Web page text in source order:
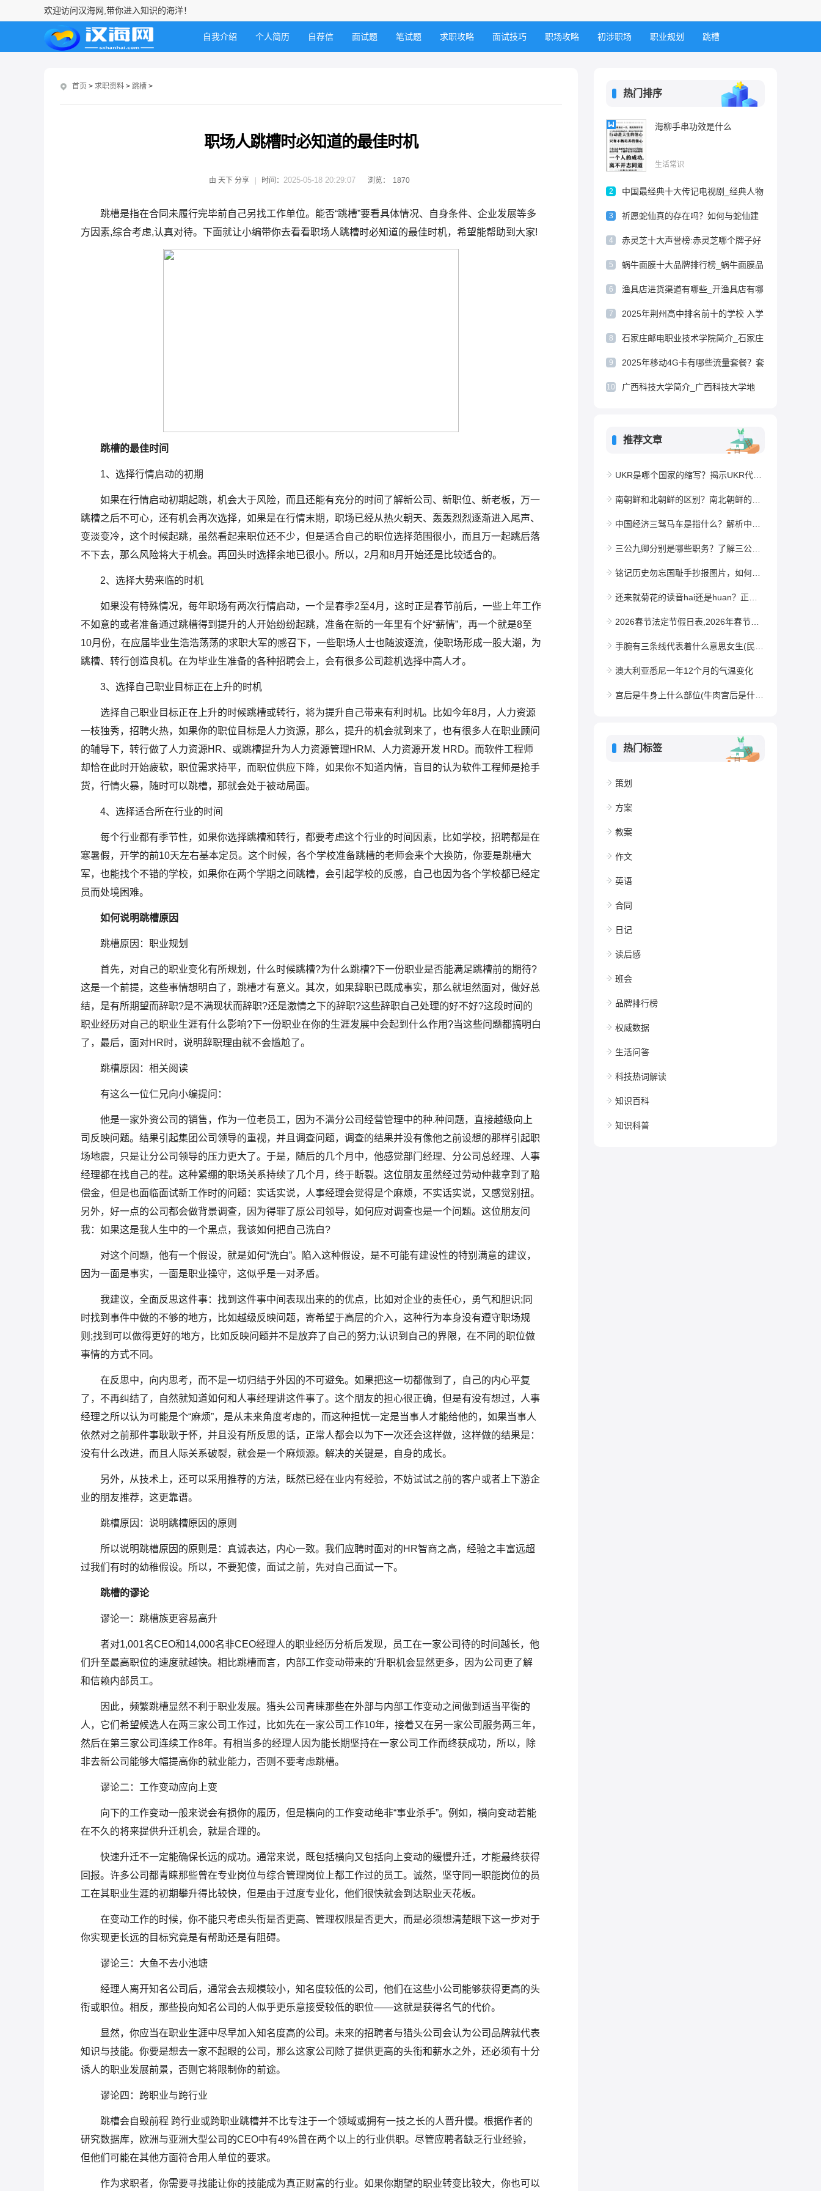
欢迎访问汉海网,带你进入知识的海洋！
自我介绍 个人简历 自荐信 面试题 笔试题 求职攻略 面试技巧 职场攻略 初涉职场 职业规划 跳槽
首页 > 求职资料 > 跳槽 >
职场人跳槽时必知道的最佳时机
由 天下 分享 时间： 2025-05-18 20:29:07 浏览： 1870
跳槽是指在合同未履行完毕前自己另找工作单位。能否“跳槽”要看具体情况、自身条件、企业发展等多
方因素,综合考虑,认真对待。下面就让小编带你去看看职场人跳槽时必知道的最佳时机，希望能帮助到大家!
跳槽的最佳时间
1、选择行情启动的初期
如果在行情启动初期起跳，机会大于风险，而且还能有充分的时间了解新公司、新职位、新老板，万一
跳槽之后不可心，还有机会再次选择，如果是在行情末期，职场已经从热火朝天、轰轰烈烈逐渐进入尾声、
变淡变冷，这个时候起跳，虽然看起来职位还不少，但是适合自己的职位选择范围很小，而且万一起跳后落
不下去，那么风险将大于机会。再回头时选择余地已很小。所以，2月和8月开始还是比较适合的。
2、选择大势来临的时机
如果没有特殊情况，每年职场有两次行情启动，一个是春季2至4月，这时正是春节前后，一些上年工作
不如意的或者准备通过跳槽得到提升的人开始纷纷起跳，准备在新的一年里有个好“薪情”，再一个就是8至
10月份，在应届毕业生浩浩荡荡的求职大军的感召下，一些职场人士也随波逐流，使职场形成一股大潮，为
跳槽、转行创造良机。在为毕业生准备的各种招聘会上，会有很多公司趁机选择中高人才。
3、选择自己职业目标正在上升的时机
选择自己职业目标正在上升的时候跳槽或转行，将为提升自己带来有利时机。比如今年8月，人力资源
一枝独秀，招聘火热，如果你的职位目标是人力资源，那么，提升的机会就到来了，也有很多人在职业顾问
的辅导下，转行做了人力资源HR、或跳槽提升为人力资源管理HRM、人力资源开发 HRD。而软件工程师
却恰在此时开始疲软，职位需求持平，而职位供应下降，如果你不知道内情，盲目的认为软件工程师是抢手
货，行情火暴，随时可以跳槽，那就会处于被动局面。
4、选择适合所在行业的时间
每个行业都有季节性，如果你选择跳槽和转行，都要考虑这个行业的时间因素，比如学校，招聘都是在
寒暑假，开学的前10天左右基本定员。这个时候，各个学校准备跳槽的老师会来个大换防，你要是跳槽大
军，也能找个不错的学校，如果你在两个学期之间跳槽，会引起学校的反感，自己也因为各个学校都已经定
员而处境困难。
如何说明跳槽原因
跳槽原因：职业规划
首先，对自己的职业变化有所规划，什么时候跳槽?为什么跳槽?下一份职业是否能满足跳槽前的期待?
这是一个前提，这些事情想明白了，跳槽才有意义。其次，如果辞职已既成事实，那么就坦然面对，做好总
结，是有所期望而辞职?是不满现状而辞职?还是激情之下的辞职?这些辞职自己处理的好不好?这段时间的
职业经历对自己的职业生涯有什么影响?下一份职业在你的生涯发展中会起到什么作用?当这些问题都搞明白
了，最后，面对HR时，说明辞职理由就不会尴尬了。
跳槽原因：相关阅读
有这么一位仁兄向小编提问：
他是一家外资公司的销售，作为一位老员工，因为不满分公司经营管理中的种.种问题，直接越级向上
司反映问题。结果引起集团公司领导的重视，并且调查问题，调查的结果并没有像他之前设想的那样引起职
场地震，只是让分公司领导的压力更大了。于是，随后的几个月中，他感觉部门经理、分公司总经理、人事
经理都在找自己的茬。这种紧绷的职场关系持续了几个月，终于断裂。这位朋友虽然经过劳动仲裁拿到了赔
偿金，但是也面临面试新工作时的问题：实话实说，人事经理会觉得是个麻烦，不实话实说，又感觉别扭。
另外，好一点的公司都会做背景调查，因为得罪了原公司领导，如何应对调查也是一个问题。这位朋友问
我：如果这是我人生中的一个黑点，我该如何把自己洗白?
对这个问题，他有一个假设，就是如何“洗白”。陷入这种假设，是不可能有建设性的特别满意的建议，
因为一面是事实，一面是职业操守，这似乎是一对矛盾。
我建议，全面反思这件事：找到这件事中间表现出来的的优点，比如对企业的责任心，勇气和胆识;同
时找到事件中做的不够的地方，比如越级反映问题，寄希望于高层的介入，这种行为本身没有遵守职场规
则;找到可以做得更好的地方，比如反映问题并不是放弃了自己的努力;认识到自己的界限，在不同的职位做
事情的方式不同。
在反思中，向内思考，而不是一切归结于外因的不可避免。如果把这一切都做到了，自己的内心平复
了，不再纠结了，自然就知道如何和人事经理讲这件事了。这个朋友的担心很正确，但是有没有想过，人事
经理之所以认为可能是个“麻烦”，是从未来角度考虑的，而这种担忧一定是当事人才能给他的，如果当事人
依然对之前那件事耿耿于怀，并且没有所反思的话，正常人都会以为下一次还会这样做，这样做的结果是：
没有什么改进，而且人际关系破裂，就会是一个麻烦源。解决的关键是，自身的成长。
另外，从技术上，还可以采用推荐的方法，既然已经在业内有经验，不妨试试之前的客户或者上下游企
业的朋友推荐，这更靠谱。
跳槽原因：说明跳槽原因的原则
所以说明跳槽原因的原则是：真诚表达，内心一致。我们应聘时面对的HR智商之高，经验之丰富远超
过我们有时的幼稚假设。所以，不要犯傻，面试之前，先对自己面试一下。
跳槽的谬论
谬论一：跳槽族更容易高升
者对1,001名CEO和14,000名非CEO经理人的职业经历分析后发现，员工在一家公司待的时间越长，他
们升至最高职位的速度就越快。相比跳槽而言，内部工作变动带来的’升职机会显然更多，因为公司更了解
和信赖内部员工。
因此，频繁跳槽显然不利于职业发展。猎头公司青睐那些在外部与内部工作变动之间做到适当平衡的
人，它们希望候选人在两三家公司工作过，比如先在一家公司工作10年，接着又在另一家公司服务两三年，
然后在第三家公司连续工作8年。有相当多的经理人因为能长期坚持在一家公司工作而终获成功，所以，除
非去新公司能够大幅提高你的就业能力，否则不要考虑跳槽。
谬论二：工作变动应向上变
向下的工作变动一般来说会有损你的履历，但是横向的工作变动绝非“事业杀手”。例如，横向变动若能
在不久的将来提供升迁机会，就是合理的。
快速升迁不一定能确保长远的成功。通常来说，既包括横向又包括向上变动的缓慢升迁，才能最终获得
回报。许多公司都青睐那些曾在专业岗位与综合管理岗位上都工作过的员工。诚然，坚守同一职能岗位的员
工在其职业生涯的初期攀升得比较快，但是由于过度专业化，他们很快就会到达职业天花板。
在变动工作的时候，你不能只考虑头衔是否更高、管理权限是否更大，而是必须想清楚眼下这一步对于
你实现更长远的目标究竟是有帮助还是有阻碍。
谬论三：大鱼不去小池塘
经理人离开知名公司后，通常会去规模较小，知名度较低的公司，他们在这些小公司能够获得更高的头
衔或职位。相反，那些投向知名公司的人似乎更乐意接受较低的职位——这就是获得名气的代价。
显然，你应当在职业生涯中尽早加入知名度高的公司。未来的招聘者与猎头公司会认为公司品牌就代表
知识与技能。你要是想去一家不起眼的公司，那么这家公司除了提供更高的头衔和薪水之外，还必须有十分
诱人的职业发展前景，否则它将限制你的前途。
谬论四：跨职业与跨行业
跳槽会自毁前程 跨行业或跨职业跳槽并不比专注于一个领域或拥有一技之长的人晋升慢。根据作者的
研究数据库，欧洲与亚洲大型公司的CEO中有49%曾在两个以上的行业供职。尽管应聘者缺乏行业经验，
但他们可能在其他方面符合用人单位的要求。
作为求职者，你需要寻找能让你的技能成为真正财富的行业。如果你期望的职业转变比较大，你也可以
热门排序
海柳手串功效是什么
生活常识
2
中国最经典十大传记电视剧_经典人物
传记电视剧_最好看的历史人物传记电
3
祈愿蛇仙真的存在吗？如何与蛇仙建
立联系？
4
赤灵芝十大声誉榜:赤灵芝哪个牌子好
_赤灵芝品牌排行榜_赤灵芝十大品牌
5
蜗牛面膜十大品牌排行榜_蜗牛面膜品
牌排名_蜗牛面膜品牌排行榜
6
渔具店进货渠道有哪些_开渔具店有哪
些注意事项
7
2025年荆州高中排名前十的学校 入学
条件是什么
8
石家庄邮电职业技术学院简介_石家庄
邮电职业技术学院怎么样
9
2025年移动4G卡有哪些流量套餐？套
餐价格是多少？
10
广西科技大学简介_广西科技大学地
推荐文章
UKR是哪个国家的缩写？揭示UKR代表的国家
南朝鲜和北朝鲜的区别？南北朝鲜的政治与历史背景
中国经济三驾马车是指什么？解析中国经济的三大支柱
三公九卿分别是哪些职务？了解三公九卿的历史背景
铭记历史勿忘国耻手抄报图片，如何制作有意义的手抄报
还来就菊花的读音hai还是huan？正确读音解析
2026春节法定节假日表,2026年春节休10天
手腕有三条线代表着什么意思女生(民间手腕线3条4条大富大贵之人)
澳大利亚悉尼一年12个月的气温变化
宫后是牛身上什么部位(牛肉宫后是什么位置)
热门标签
策划
方案
教案
作文
英语
合同
日记
读后感
班会
品牌排行榜
权威数据
生活问答
科技热词解读
知识百科
知识科普